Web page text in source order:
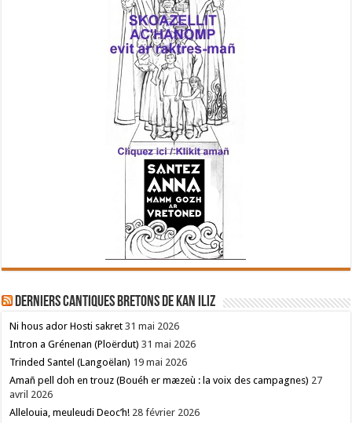
Derniers cantiques bretons de Kan Iliz
Ni hous ador Hosti sakret 31 mai 2026
Intron a Grénenan (Ploërdut) 31 mai 2026
Trinded Santel (Langoëlan) 19 mai 2026
Amañ pell doh en trouz (Bouéh er mæzeù : la voix des campagnes) 27
avril 2026
Allelouia, meuleudi Deoc’h! 28 février 2026